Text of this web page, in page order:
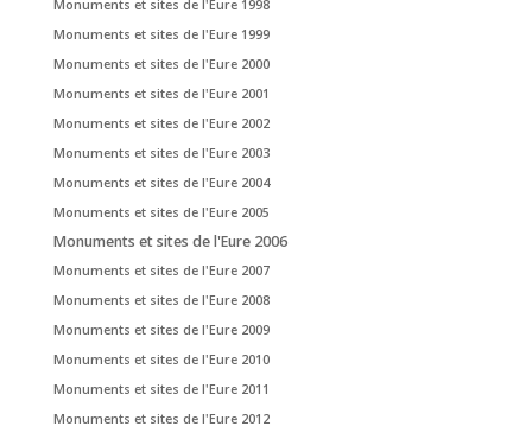
Monuments et sites de l'Eure 1998
Monuments et sites de l'Eure 1999
Monuments et sites de l'Eure 2000
Monuments et sites de l'Eure 2001
Monuments et sites de l'Eure 2002
Monuments et sites de l'Eure 2003
Monuments et sites de l'Eure 2004
Monuments et sites de l'Eure 2005
Monuments et sites de l'Eure 2006
Monuments et sites de l'Eure 2007
Monuments et sites de l'Eure 2008
Monuments et sites de l'Eure 2009
Monuments et sites de l'Eure 2010
Monuments et sites de l'Eure 2011
Monuments et sites de l'Eure 2012